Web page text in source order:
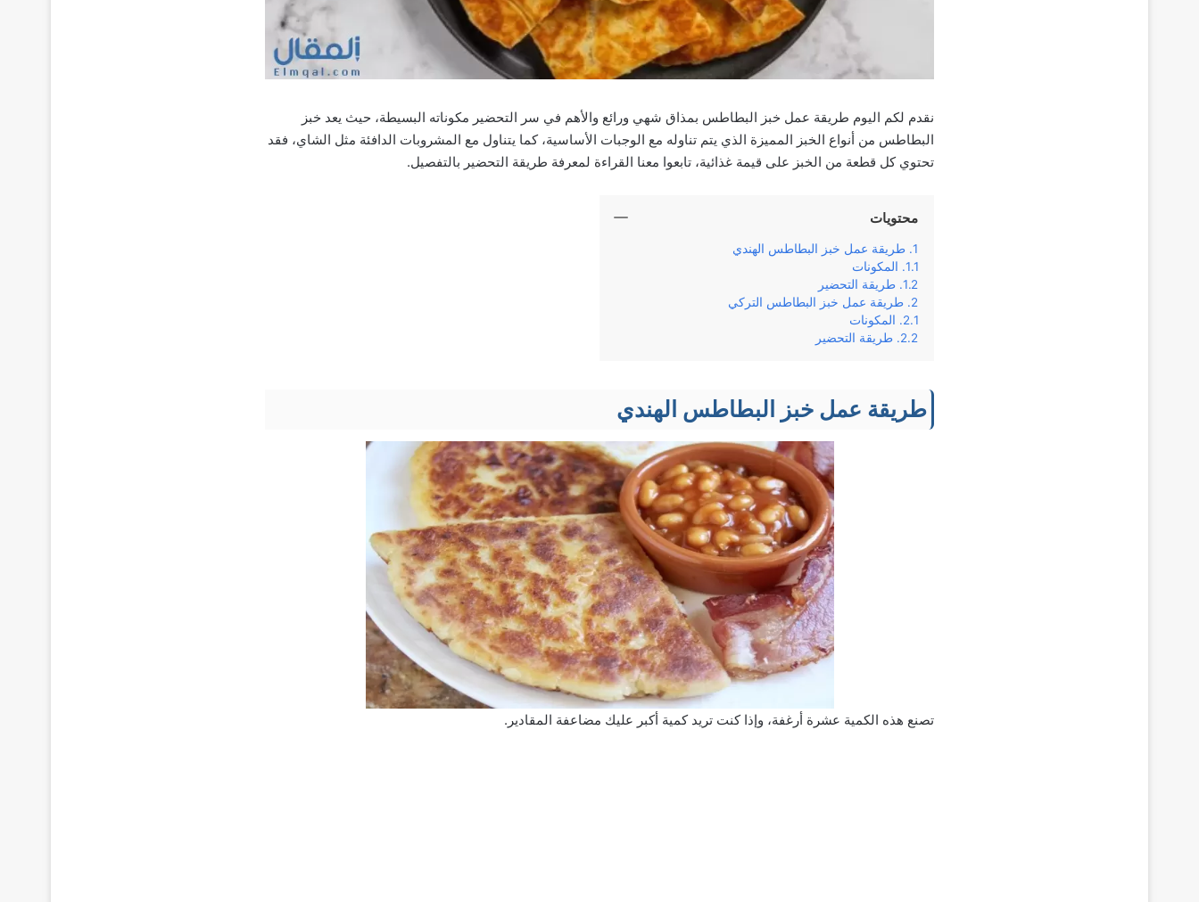
نقدم لكم اليوم طريقة عمل خبز البطاطس بمذاق شهي ورائع والأهم في سر التحضير مكوناته البسيطة، حيث يعد خبز
البطاطس من أنواع الخبز المميزة الذي يتم تناوله مع الوجبات الأساسية، كما يتناول مع المشروبات الدافئة مثل الشاي، فقد
تحتوي كل قطعة من الخبز على قيمة غذائية، تابعوا معنا القراءة لمعرفة طريقة التحضير بالتفصيل.
محتويات
طريقة عمل خبز البطاطس الهندي
المكونات
طريقة التحضير
طريقة عمل خبز البطاطس التركي
المكونات
طريقة التحضير
طريقة عمل خبز البطاطس الهندي
تصنع هذه الكمية عشرة أرغفة، وإذا كنت تريد كمية أكبر عليك مضاعفة المقادير.